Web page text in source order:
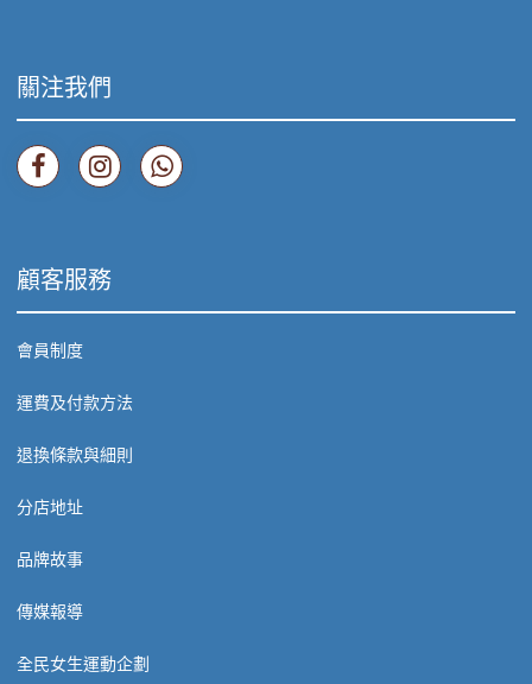
關注我們
顧客服務
會員制度
運費及付款方法
退換條款與細則
分店地址
品牌故事
傳媒報導
全民女生運動企劃